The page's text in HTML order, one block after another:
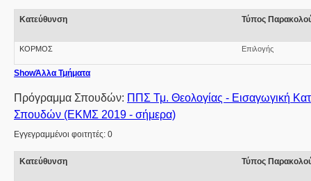
Κατεύθυνση Τύπος
ΚΟΡΜΟΣ Επιλογής
ShowΆλλα Τμήματα
Πρόγραμμα Σπουδών: ΠΠΣ Τμ. Θεολογίας - Εισαγωγική
Σπουδών (ΕΚΜΣ 2019 - σήμερα)
Εγγεγραμμένοι φοιτητές: 0
Κατεύθυνση Τύπος